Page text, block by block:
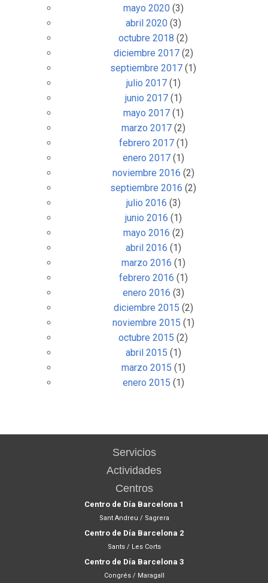
mayo 2020(3)
abril 2020(3)
octubre 2018 (2)
diciembre 2017(2)
septiembre 2017 (1)
julio 2017(1)
junio 2017(1)
mayo 2017(1)
marzo 2017(2)
febrero 2017(1)
enero 2017(1)
noviembre 2016 (2)
septiembre 2016 (2)
julio 2016 (3)
junio 2016 (1)
mayo 2016 (2)
abril 2016 (1)
marzo 2016 (1)
febrero 2016 (1)
enero 2016 (3)
diciembre 2015 (2)
noviembre 2015 (1)
octubre 2015 (2)
abril 2015 (1)
marzo 2015 (1)
enero 2015 (1)
Servicios
Actividades
Centros
Centro de Día Barcelona 1
Sant Andreu / Sagrera
Centro de Día Barcelona 2
Sants / Les Corts
Centro de Día Barcelona 3
Congrés / Maragall